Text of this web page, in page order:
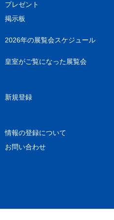
プレゼント
掲示板
2026年の展覧会スケジュール
皇室がご覧になった展覧会
新規登録
情報の登録について
お問い合わせ